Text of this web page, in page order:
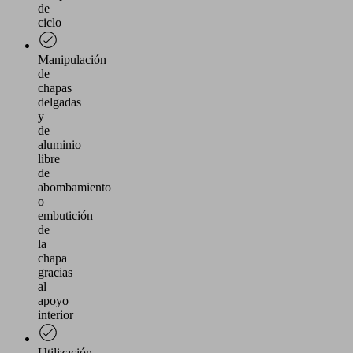
de
ciclo
Manipulación
de
chapas
delgadas
y
de
aluminio
libre
de
abombamiento
o
embutición
de
la
chapa
gracias
al
apoyo
interior